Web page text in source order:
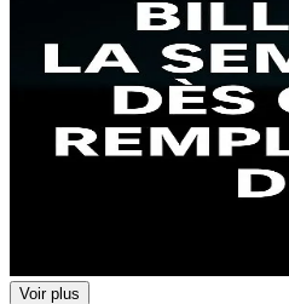
Voir plus